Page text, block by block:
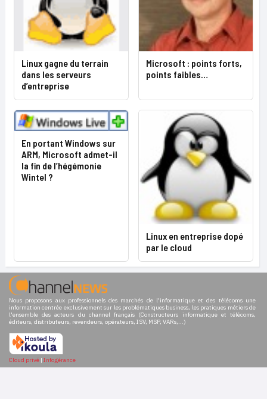
Linux gagne du terrain
dans les serveurs
d’entreprise
Microsoft : points forts,
points faibles…
En portant Windows sur
ARM, Microsoft admet-il
la fin de l’hégémonie
Wintel ?
Linux en entreprise dopé
par le cloud
Nous proposons aux professionnels des marchés de l'informatique et des télécoms une
information centrée exclusivement sur les problématiques business, les pratiques métiers de
l'ensemble des acteurs du channel français (Constructeurs informatique et télécoms,
éditeurs, distributeurs, revendeurs, opérateurs, ISV, MSP, VARs,...)
Cloud privé | Infogérance